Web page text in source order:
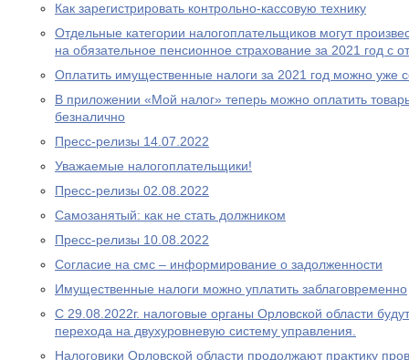
Как зарегистрировать контрольно-кассовую технику
Отдельные категории налогоплательщиков могут
на обязательное пенсионное страхование за 2021 год с
Оплатить имущественные налоги за 2021 год можно уже
В приложении «Мой налог» теперь можно оплатить
безналично
Пресс-релизы 14.07.2022
Уважаемые налогоплательщики!
Пресс-релизы 02.08.2022
Самозанятый: как не стать должником
Пресс-релизы 10.08.2022
Согласие на смс – информирование о задолженности
Имущественные налоги можно уплатить заблаговременно
С 29.08.2022г. налоговые органы Орловской области
перехода на двухуровневую систему управления.
Налоговики Орловской области продолжают практику